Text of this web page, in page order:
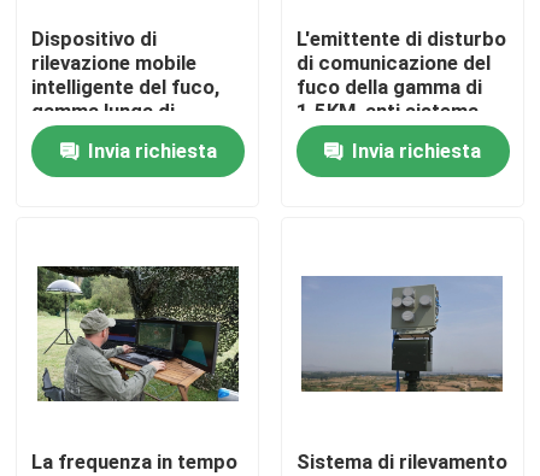
Giro della fabbrica
Controllo di qualità
Emittenti di disturbo del fuco
Emittente di disturbo del segnale radio
Emittente di disturbo di radiofrequenza
Dispositivo di
rilevazione mobile
intelligente del fuco,
gamma lunga di
rilevazione
dell'emittente di
disturbo del fuco rf
Invia richiesta
L'emittente di disturbo
di comunicazione del
fuco della gamma di
1.5KM, anti sistema
del fuco per
individuare individua
per identificare
Invia richiesta
La frequenza in tempo
Sistema di rilevamento